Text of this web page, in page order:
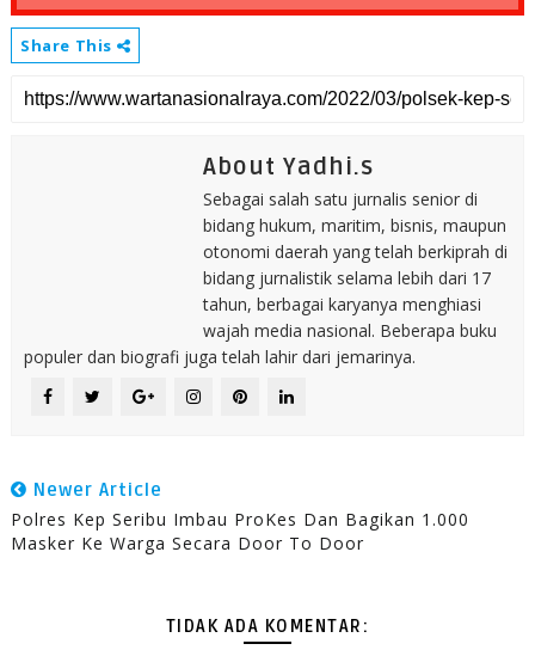
Share This
About Yadhi.s
Sebagai salah satu jurnalis senior di
bidang hukum, maritim, bisnis, maupun
otonomi daerah yang telah berkiprah di
bidang jurnalistik selama lebih dari 17
tahun, berbagai karyanya menghiasi
wajah media nasional. Beberapa buku
populer dan biografi juga telah lahir dari jemarinya.
Newer Article
Polres Kep Seribu Imbau ProKes Dan Bagikan 1.000
Masker Ke Warga Secara Door To Door
TIDAK ADA KOMENTAR: